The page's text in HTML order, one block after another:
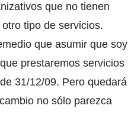
que no tienen
tipo de servicios.
que asumir que soy
prestaremos servicios
31/12/09. Pero quedará
no sólo parezca